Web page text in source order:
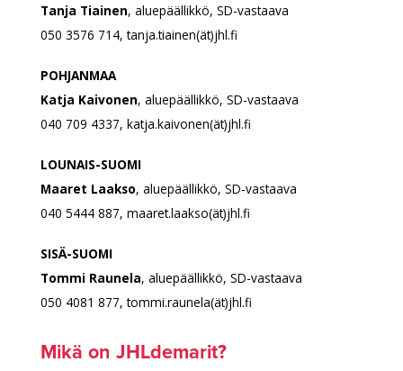
Tanja Tiainen, aluepäällikkö, SD-vastaava
050 3576 714, tanja.tiainen(ät)jhl.fi
POHJANMAA
Katja Kaivonen, aluepäällikkö, SD-vastaava
040 709 4337, katja.kaivonen(ät)jhl.fi
LOUNAIS-SUOMI
Maaret Laakso, aluepäällikkö, SD-vastaava
040 5444 887, maaret.laakso(ät)jhl.fi
SISÄ-SUOMI
Tommi Raunela, aluepäällikkö, SD-vastaava
050 4081 877, tommi.raunela(ät)jhl.fi
Mikä on JHLdemarit?